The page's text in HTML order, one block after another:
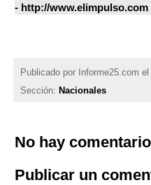
- http://www.elimpulso.com
Publicado por Informe25.com el
Sección: Nacionales
No hay
Publicar un